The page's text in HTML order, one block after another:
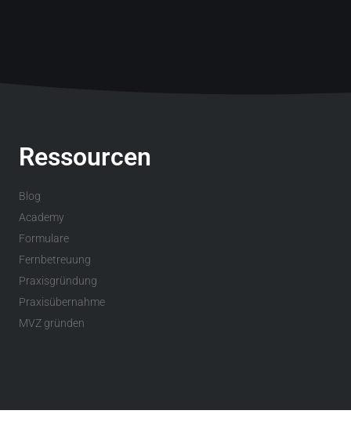
Ressourcen
Blog
Academy
Formulare
Fernbetreuung
Praxisgründung
Praxisübernahme
MVZ gründen